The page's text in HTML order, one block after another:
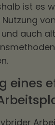
ist es
auch
eines